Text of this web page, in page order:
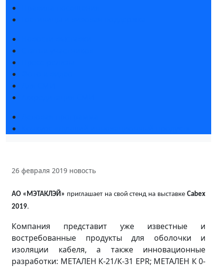
26 февраля 2019 новость
АО «МЭТАКЛЭЙ» приглашает на свой стенд на выставке Cabex
2019.
Компания представит уже известные и
востребованные продукты для оболочки и
изоляции кабеля, а также инновационные
разработки: МЕТАЛЕН К-21/К-31 EPR; МЕТАЛЕН К 0-